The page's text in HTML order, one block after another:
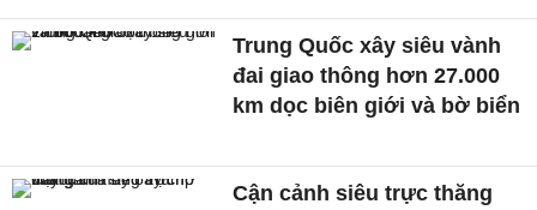
Trung Quốc xây siêu vành
đai giao thông hơn 27.000
km dọc biên giới và bờ biển
Cận cảnh siêu trực thăng